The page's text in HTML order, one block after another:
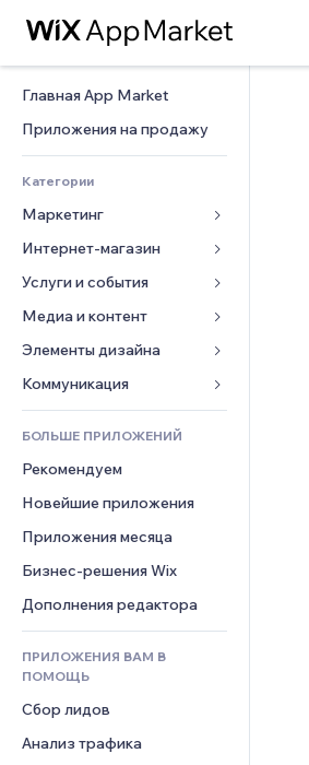
Главная App Market
Приложения на продажу
Категории
Маркетинг
Реклама
Моб. версия
Веб-аналитика
Списки сайтов
Эл. почта
Интернет-магазин
Приложения для магазинов
Доставка
Кнопки продаж
Бухгалтерский учет
Купоны и лояльность
Складские услуги
Еда и напитки
Услуги и события
Отели
События
Рестораны
Недвижимость
Онлайн-запись
Медиа и контент
Галерея
Музыка
Подкасты
Фотография
Видео
PDF
Обмен файлами
Новости
Элементы дизайна
Карты и навигация
Конфиденциальность и
безопасность
Часы
Баннеры и значки
Калькуляторы
Погода
Графики и таблицы
Формы
Опросы
Чат
Комментарии
Телефон
Сообщество
Отзывы и комментарии
Управление отношениями с
клиентом (CRM)
БОЛЬШЕ ПРИЛОЖЕНИЙ
Рекомендуем
Новейшие приложения
Приложения месяца
Бизнес-решения Wix
Дополнения редактора
ПРИЛОЖЕНИЯ ВАМ В
ПОМОЩЬ
Сбор лидов
Анализ трафика